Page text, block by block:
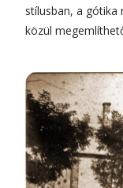
stílusban, a gótika
közül